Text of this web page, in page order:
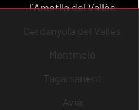
l´Ametlla del Vallès
Cerdanyola del Vallès
Montmeló
Tagamanent
Avià